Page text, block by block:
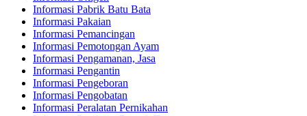
Informasi Pabrik Batu Bata
Informasi Pakaian
Informasi Pemancingan
Informasi Pemotongan Ayam
Informasi Pengamanan, Jasa
Informasi Pengantin
Informasi Pengeboran
Informasi Pengobatan
Informasi Peralatan Pernikahan